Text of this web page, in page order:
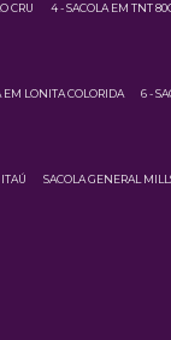
CRU 4 - SACOLA EM TNT
EM LONITA COLORIDA 6 -
SACOLA GENERAL